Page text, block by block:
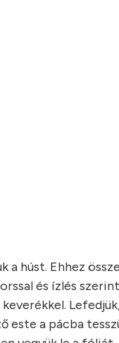
a húst. Ehhez
és ízlés
este a pácba